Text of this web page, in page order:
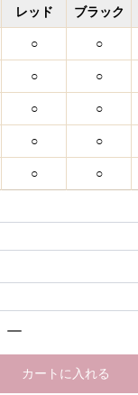
レッド ブラック
○ ○
○ ○
○ ○
○ ○
○ ○
カートに入れる